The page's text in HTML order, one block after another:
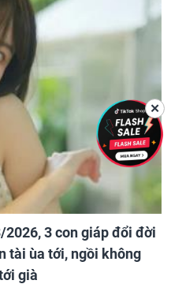
3 con giáp đổi đời
tài ùa tới, ngồi không
già
✕